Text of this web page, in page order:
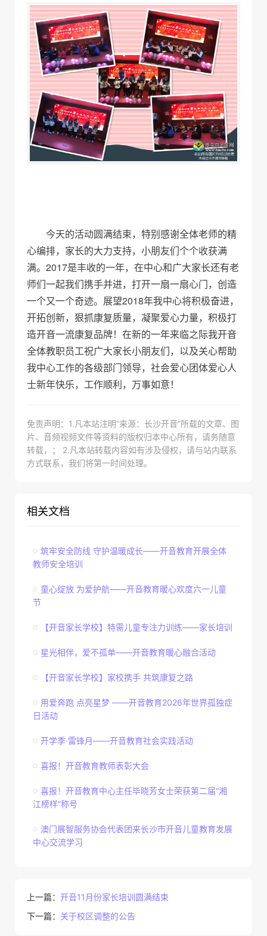
今天的活动圆满结束，特别感谢全体老师的精
心编排，家长的大力支持，小朋友们个个收获满
满。2017是丰收的一年，在中心和广大家长还有老
师们一起我们携手并进，打开一扇一扇心门，创造
一个又一个奇迹。展望2018年我中心将积极奋进，
开拓创新，狠抓康复质量，凝聚爱心力量，积极打
造开音一流康复品牌！在新的一年来临之际我开音
全体教职员工祝广大家长小朋友们，以及关心帮助
我中心工作的各级部门领导，社会爱心团体爱心人
士新年快乐，工作顺利，万事如意！
免责声明：1.凡本站注明“来源：长沙开音”所载的文章、图
片、音频视频文件等资料的版权归本中心所有，请务随意
转载，； 2.凡本站转载内容如有涉及侵权，请与站内联系
方式联系，我们将第一时间处理。
相关文档
筑牢安全防线 守护温暖成长——开音教育开展全体
教师安全培训
童心绽放 为爱护航——开音教育暖心欢度六一儿童
节
【开音家长学校】特需儿童专注力训练——家长培训
星光相伴，爱不孤单——开音教育暖心融合活动
【开音家长学校】家校携手 共筑康复之路
用爱奔跑 点亮星梦 ——开音教育2026年世界孤独症
日活动
开学季·雷锋月——开音教育社会实践活动
喜报！开音教育教师表彰大会
喜报！开音教育中心主任毕晓芳女士荣获第二届“湘
江榜样”称号
澳门展智服务协会代表团来长沙市开音儿童教育发展
中心交流学习
上一篇： 开音11月份家长培训圆满结束
下一篇： 关于校区调整的公告